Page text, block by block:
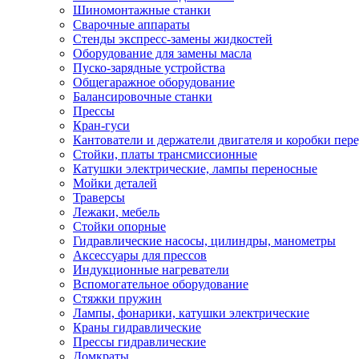
Шиномонтажные станки
Сварочные аппараты
Стенды экспресс-замены жидкостей
Оборудование для замены масла
Пуско-зарядные устройства
Общегаражное оборудование
Балансировочные станки
Прессы
Кран-гуси
Кантователи и держатели двигателя и коробки
Стойки, платы трансмиссионные
Катушки электрические, лампы переносные
Мойки деталей
Траверсы
Лежаки, мебель
Стойки опорные
Гидравлические насосы, цилиндры, манометры
Аксессуары для прессов
Индукционные нагреватели
Вспомогательное оборудование
Стяжки пружин
Лампы, фонарики, катушки электрические
Краны гидравлические
Прессы гидравлические
Домкраты